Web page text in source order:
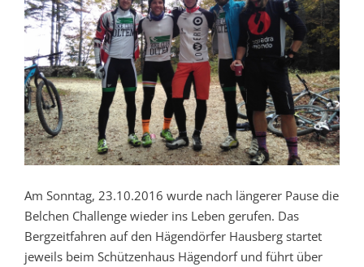
Am Sonntag, 23.10.2016 wurde nach längerer Pause die
Belchen Challenge wieder ins Leben gerufen. Das
Bergzeitfahren auf den Hägendörfer Hausberg startet
jeweils beim Schützenhaus Hägendorf und führt über